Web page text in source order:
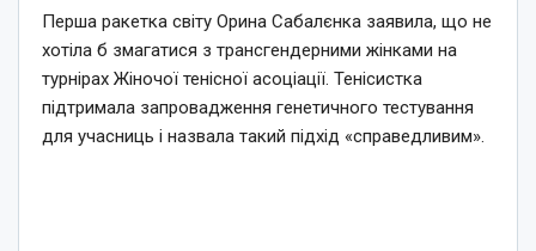
Перша ракетка світу Орина Сабалєнка заявила, що не
хотіла б змагатися з трансгендерними жінками на
турнірах Жіночої тенісної асоціації. Тенісистка
підтримала запровадження генетичного тестування
для учасниць і назвала такий підхід «справедливим».